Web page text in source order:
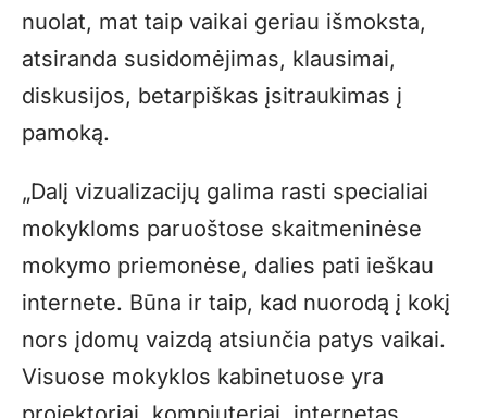
nuolat, mat taip vaikai geriau išmoksta,
atsiranda susidomėjimas, klausimai,
diskusijos, betarpiškas įsitraukimas į
pamoką.
„Dalį vizualizacijų galima rasti specialiai
mokykloms paruoštose skaitmeninėse
mokymo priemonėse, dalies pati ieškau
internete. Būna ir taip, kad nuorodą į kokį
nors įdomų vaizdą atsiunčia patys vaikai.
Visuose mokyklos kabinetuose yra